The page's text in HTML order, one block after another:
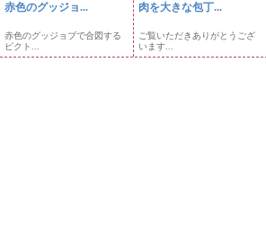
赤色のグッジョ...
赤色のグッジョブで合図する
ピクト...
肉を大きな包丁...
ご覧いただきありがとうござ
います...